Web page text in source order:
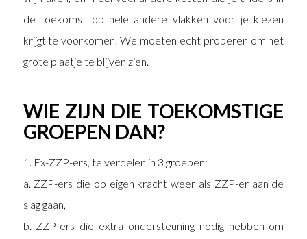
de toekomst op hele andere vlakken voor je kiezen
krijgt te voorkomen. We moeten echt proberen om het
grote plaatje te blijven zien.
WIE ZIJN DIE TOEKOMSTIGE
GROEPEN DAN?
1. Ex-ZZP-ers, te verdelen in 3 groepen:
a. ZZP-ers die op eigen kracht weer als ZZP-er aan de
slag gaan,
b. ZZP-ers die extra ondersteuning nodig hebben om